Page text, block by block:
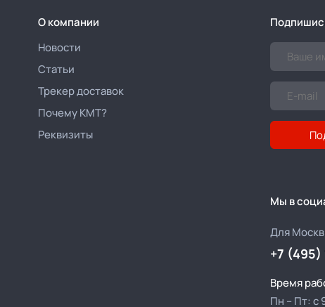
О компании
Новости
Статьи
Трекер доставок
Почему КМТ?
Реквизиты
Мы в
Для
+7
Время
Пн – Пт: с